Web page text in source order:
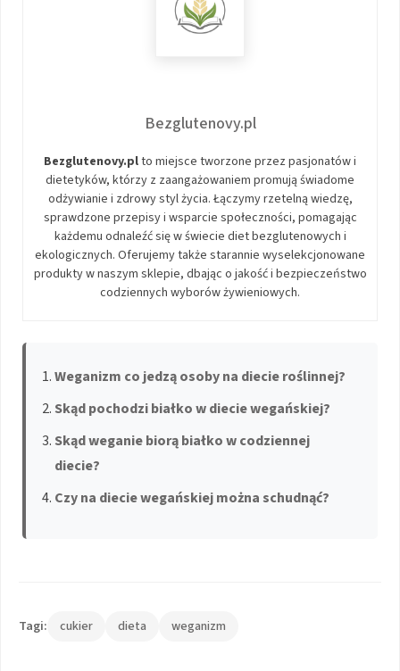
Bezglutenovy.pl
Bezglutenovy.plto miejsce tworzone przez pasjonatów i
dietetyków, którzy z zaangażowaniem promują świadome
odżywianie i zdrowy styl życia. Łączymy rzetelną wiedzę,
sprawdzone przepisy i wsparcie społeczności, pomagając
każdemu odnaleźć się w świecie diet bezglutenowych i
ekologicznych. Oferujemy także starannie wyselekcjonowane
produkty w naszym sklepie, dbając o jakość i bezpieczeństwo
codziennych wyborów żywieniowych.
Weganizm co jedzą osoby na diecie roślinnej?
Skąd pochodzi białko w diecie wegańskiej?
Skąd weganie biorą białko w codziennej
diecie?
Czy na diecie wegańskiej można schudnąć?
Tagi: cukier dieta weganizm